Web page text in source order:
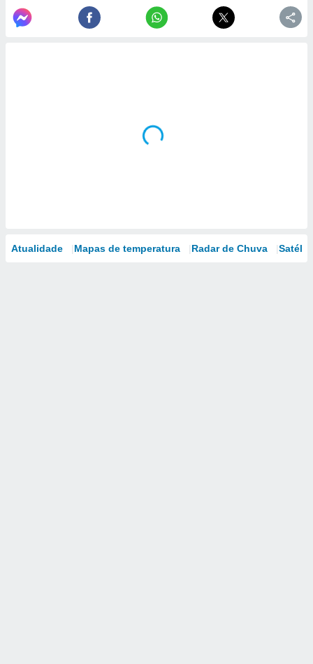
Atualidade Mapas de temperatura Radar de Chuva